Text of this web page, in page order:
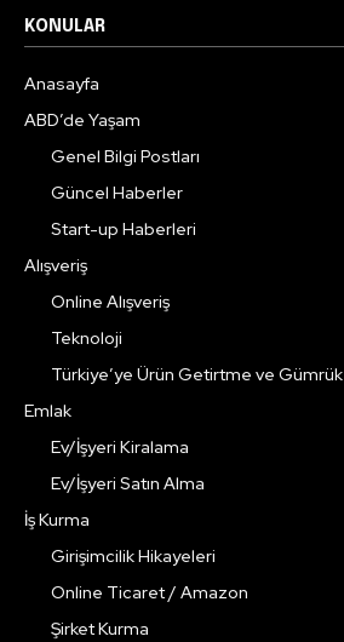
KONULAR
Anasayfa
ABD’de Yaşam
Genel Bilgi Postları
Güncel Haberler
Start-up Haberleri
Alışveriş
Online Alışveriş
Teknoloji
Türkiye’ye Ürün Getirtme ve Gümrük
Emlak
Ev/İşyeri Kiralama
Ev/İşyeri Satın Alma
İş Kurma
Girişimcilik Hikayeleri
Online Ticaret / Amazon
Şirket Kurma